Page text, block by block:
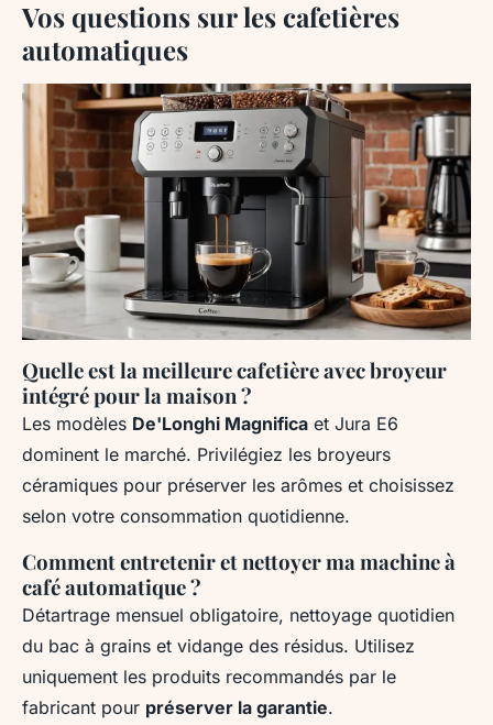
Vos questions sur les cafetières
automatiques
Quelle est la meilleure cafetière avec broyeur
intégré pour la maison ?
Les modèles De'Longhi Magnifica et Jura E6
dominent le marché. Privilégiez les broyeurs
céramiques pour préserver les arômes et choisissez
selon votre consommation quotidienne.
Comment entretenir et nettoyer ma machine à
café automatique ?
Détartrage mensuel obligatoire, nettoyage quotidien
du bac à grains et vidange des résidus. Utilisez
uniquement les produits recommandés par le
fabricant pour préserver la garantie.